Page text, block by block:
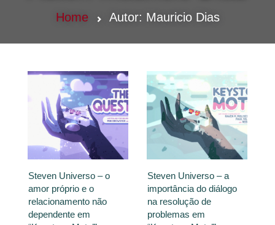
Home Autor: Mauricio Dias
Steven Universo – o
amor próprio e o
relacionamento não
dependente em
Steven Universo – a
importância do diálogo
na resolução de
problemas em